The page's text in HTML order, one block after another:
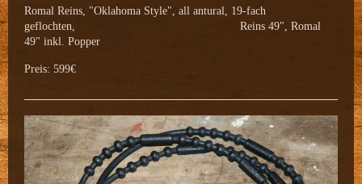
Romal Reins, "Oklahoma Style", all antural, 19-fach
geflochten, Reins 49", Romal
49" inkl. Popper
Preis: 599€